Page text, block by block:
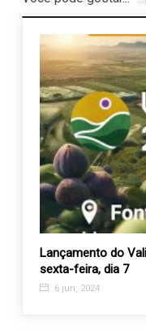
Lançamento do
sexta-feira, dia 7
6 jun, 2024